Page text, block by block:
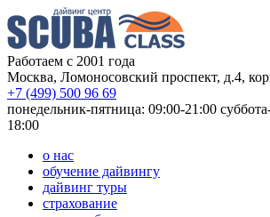
Работаем с 2001 года
Москва, Ломоносовский проспект, д.4,
+7 (499) 500 96 69
понедельник-пятница: 09:00-21:00
18:00
о нас
обучение дайвингу
дайвинг туры
страхование